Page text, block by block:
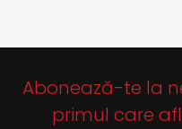
Abonează-te la
primul care